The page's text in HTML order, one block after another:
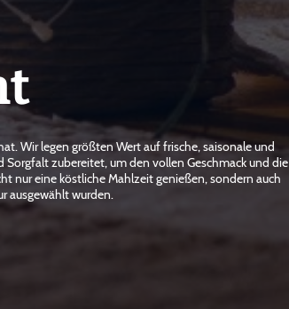
Wir legen größten Wert auf frische, saisonale und
zubereitet, um den vollen Geschmack und die
nur eine köstliche Mahlzeit genießen, sondern auch
ausgewählt wurden.